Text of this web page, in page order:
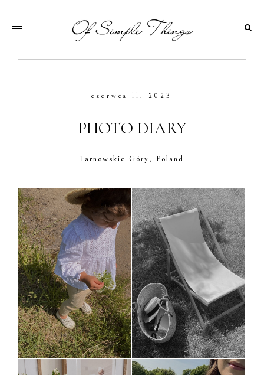
czerwca 11, 2023
PHOTO DIARY
Tarnowskie Góry, Poland